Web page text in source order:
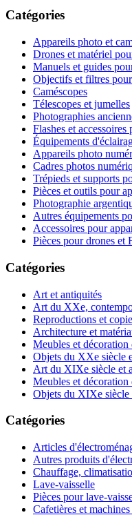
Catégories
Appareils photo et
Drones et matériel
Manuels et guides
Objectifs et filtres
Caméscopes
Télescopes et jumelles
Photographies
Flashes et
Équipements
Appareils photo
Cadres photos
Trépieds et supports
Pièces et outils pour
Photographie
Autres équipements
Accessoires pour
Pièces pour drones et
Catégories
Art et antiquités
Art du XXe,
Reproductions et
Architecture et
Meubles et
Objets du XXe siècle
Art du XIXe siècle et
Meubles et
Objets du XIXe siècle
Catégories
Articles
Autres produits
Chauffage,
Lave-vaisselle
Pièces pour lave-
Cafetières et